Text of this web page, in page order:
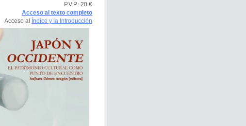
P.V.P.: 20 €
Acceso al texto completo
Acceso al Índice y la Introducción